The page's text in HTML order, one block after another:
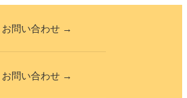
お問い合わせ →
お問い合わせ →